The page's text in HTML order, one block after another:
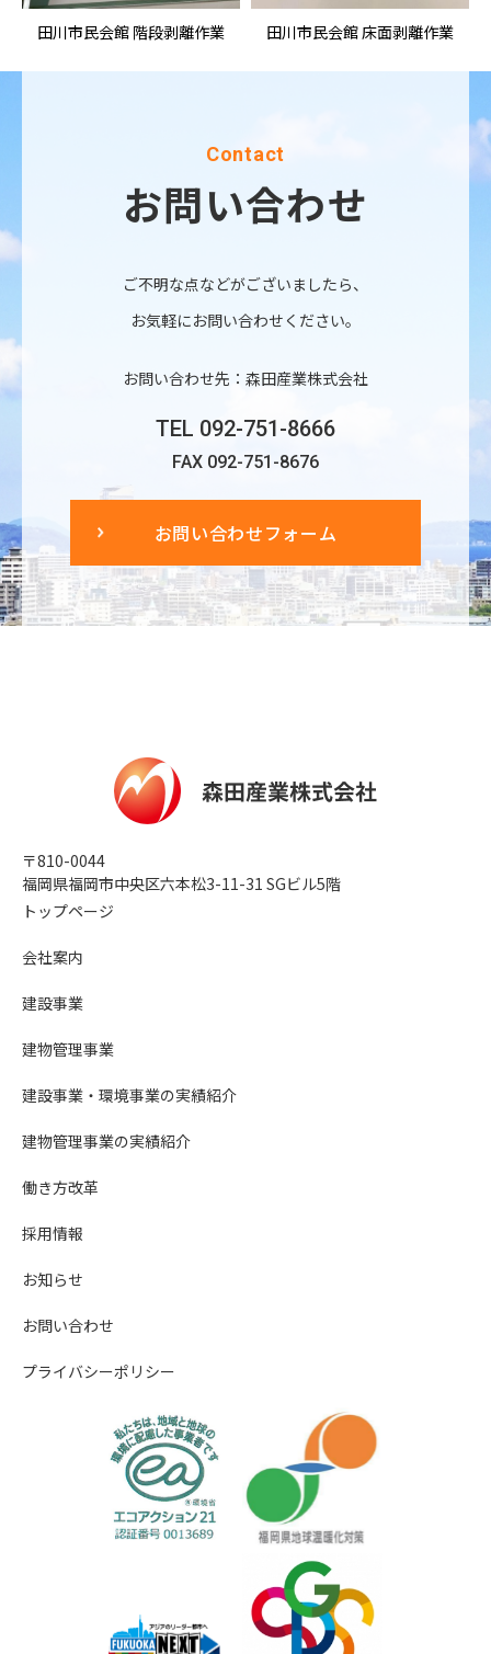
田川市民会館 階段剥離作業 田川市民会館 床面剥離作業
Contact
お問い合わせ
ご不明な点などがございましたら、
お気軽にお問い合わせください。
お問い合わせ先：森田産業株式会社
TEL 092-751-8666
FAX 092-751-8676
お問い合わせフォーム
〒810-0044
福岡県福岡市中央区六本松3-11-31 SGビル5階
トップページ
会社案内
建設事業
建物管理事業
建設事業・環境事業の実績紹介
建物管理事業の実績紹介
働き方改革
採用情報
お知らせ
お問い合わせ
プライバシーポリシー